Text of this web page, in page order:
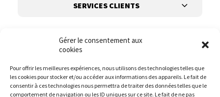
Gérer le consentement aux
cookies
Pour offrir les meilleures expériences, nous utilisons des technologies telles que
les cookies pour stocker et/ou accéder aux informations des appareils. Le fait de
consentir à ces technologies nous permettra de traiter des données telles que le
comportement de navigation ou les ID uniques sur ce site. Le fait de ne pas
SERVICES CLIENTS